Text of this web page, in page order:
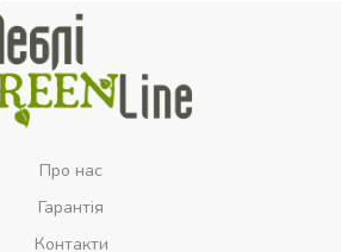
Про нас
Гарантія
Контакти